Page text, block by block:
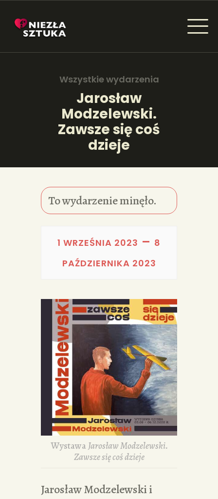
Wszystkie wydarzenia
Jarosław
Modzelewski.
Zawsze się coś
dzieje
NIEZŁA SZTUKA - NEWSY
AKTUALNOŚCI
WYDARZENIA
KSIĄŻKI
REDAKCJA
To wydarzenie minęło.
1 WRZEŚNIA 2023 – 8
PAŹDZIERNIKA 2023
Wystawa Jarosław Modzelewski.
Zawsze się coś dzieje
Jarosław Modzelewski i